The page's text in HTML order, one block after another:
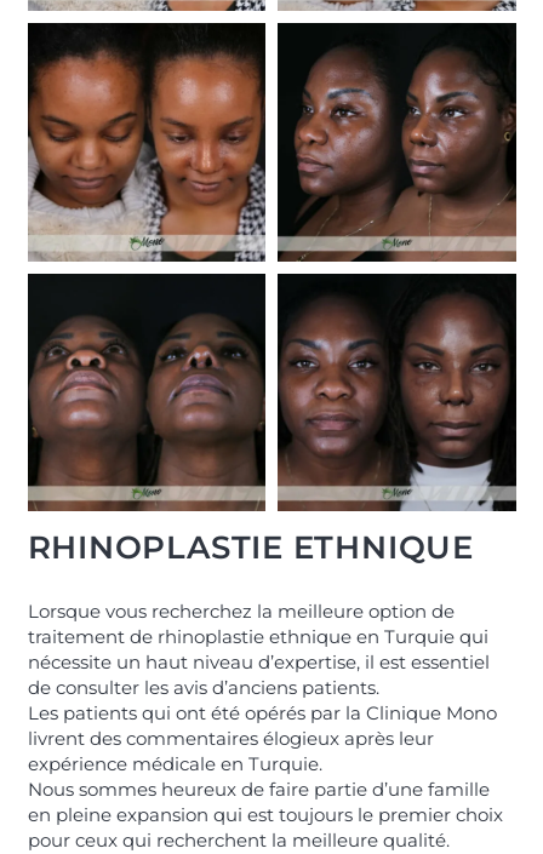
RHINOPLASTIE ETHNIQUE
Lorsque vous recherchez la meilleure option de
traitement de rhinoplastie ethnique en Turquie qui
nécessite un haut niveau d’expertise, il est essentiel
de consulter les avis d’anciens patients.
Les patients qui ont été opérés par la Clinique Mono
livrent des commentaires élogieux après leur
expérience médicale en Turquie.
Nous sommes heureux de faire partie d’une famille
en pleine expansion qui est toujours le premier choix
pour ceux qui recherchent la meilleure qualité.